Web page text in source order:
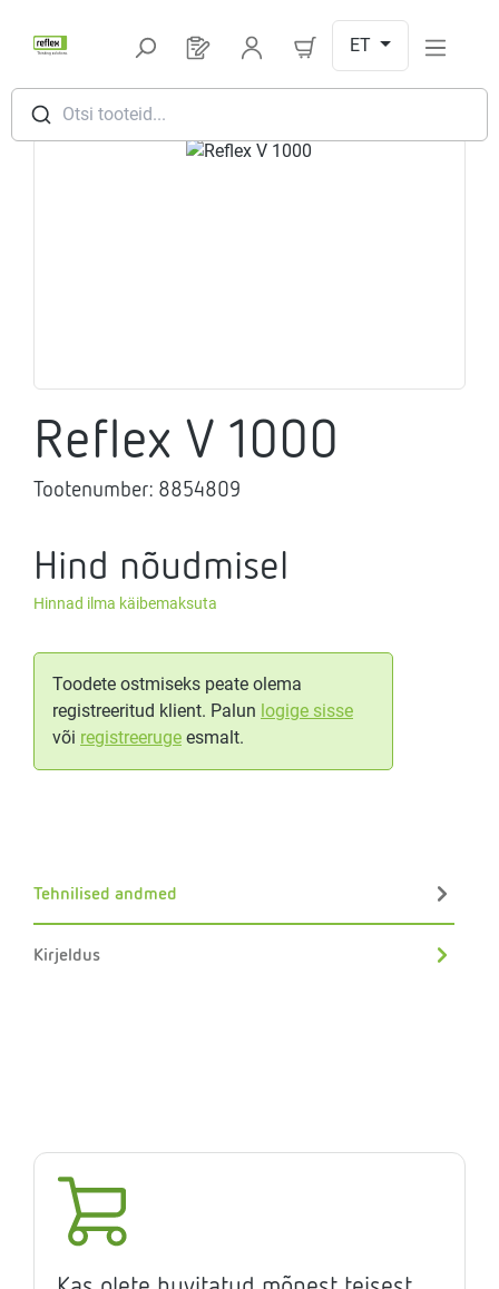
Otsi tooteid...
Sul on 0 toodet soovinimekirjas
ET
Jäta pildigalerii vahele
Reflex V 1000
Tootenumber: 8854809
Hind nõudmisel
Hinnad ilma käibemaksuta
Toodete ostmiseks peate olema
registreeritud klient. Palun logige sisse
või registreeruge esmalt.
Tehnilised andmed
Kirjeldus